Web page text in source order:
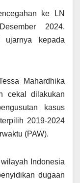
ke LN
2024.
ujarnya kepada
Mahardhika
cekal dilakukan
kasus
2019-2024
(PAW).
Indonesia
dugaan